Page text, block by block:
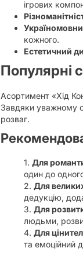
ігрових
кожного.
Естетичний
Популярні
Асортимент «Хід
Завдяки уважному
розваг.
Для
один до
Для
дедукцію,
Для
людьми,
Для
та емоційний